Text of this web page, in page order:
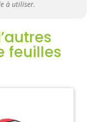
à utiliser.
feuilles